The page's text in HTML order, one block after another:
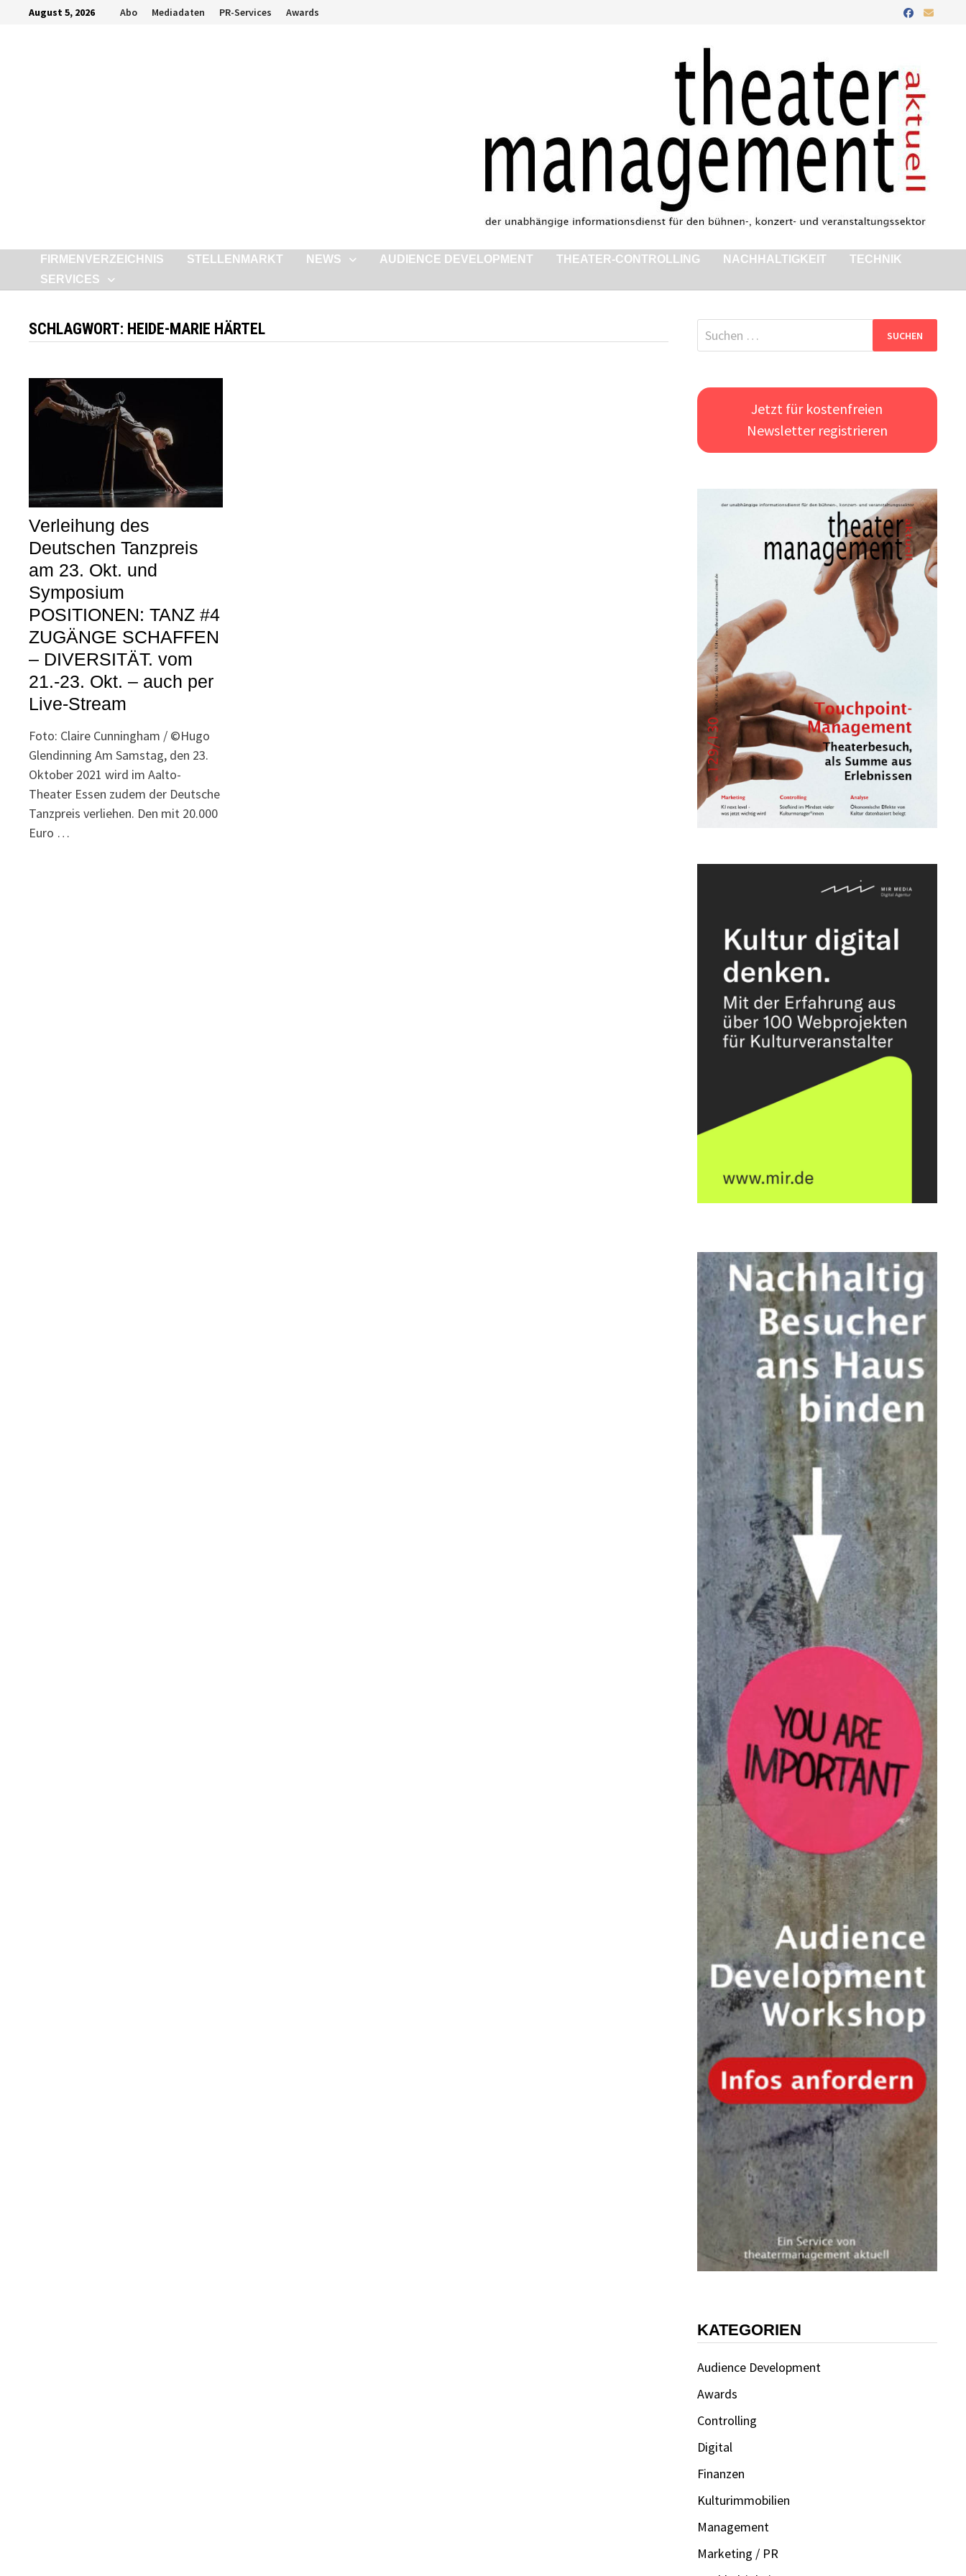
ZurückAugust 5, 2026 Abo Mediadaten PR-Services Awards
FIRMENVERZEICHNIS STELLENMARKT NEWS AUDIENCE DEVELOPMENT THEATER-CONTROLLING NACHHALTIGKEIT
TECHNIK
SERVICES
SCHLAGWORT: HEIDE-MARIE HÄRTEL
Verleihung des
Deutschen Tanzpreis
am 23. Okt. und
Symposium
POSITIONEN: TANZ #4
ZUGÄNGE SCHAFFEN
– DIVERSITÄT. vom
21.-23. Okt. – auch per
Live-Stream
Foto: Claire Cunningham / ©Hugo
Glendinning Am Samstag, den 23.
Oktober 2021 wird im Aalto-
Theater Essen zudem der Deutsche
Tanzpreis verliehen. Den mit 20.000
Euro …
Suchen
nach:
Jetzt für kostenfreien
Newsletter registrieren
KATEGORIEN
Audience Development
Awards
Controlling
Digital
Finanzen
Kulturimmobilien
Management
Marketing / PR